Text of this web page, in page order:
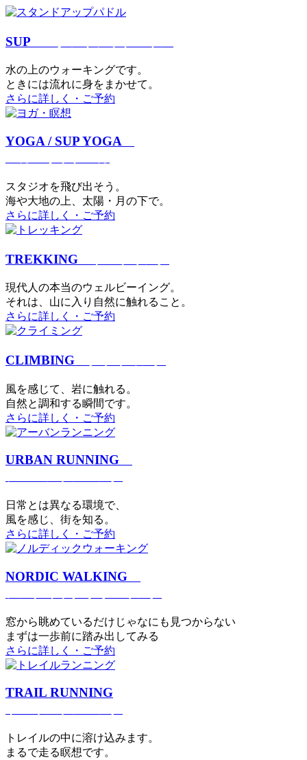
SUP
⽔の上のウォーキングです。
ときには流れに身をまかせて。
さらに詳しく・ご予約
YOGA / SUP YOGA
スタジオを⾶び出そう。
海や大地の上、太陽・⽉の下で。
さらに詳しく・ご予約
TREKKING
現代⼈の本当のウェルビーイング。
それは、⼭に⼊り⾃然に触れること。
さらに詳しく・ご予約
CLIMBING
⾵を感じて、岩に触れる。
⾃然と調和する瞬間です。
さらに詳しく・ご予約
URBAN RUNNING
日常とは異なる環境で、
風を感じ、街を知る。
さらに詳しく・ご予約
NORDIC WALKING
窓から眺めているだけじゃなにも見つからない
まずは一歩前に踏み出してみる
さらに詳しく・ご予約
TRAIL RUNNING
トレイルの中に溶け込みます。
まるで⾛る瞑想です。